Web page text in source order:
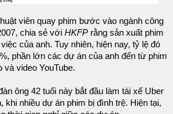
viên quay phim bước vào ngành công
chia sẻ với HKFP rằng sản xuất phim
của anh. Tuy nhiên, hiện nay, tỷ lệ đó
phần lớn các dự án của anh đến từ phim
và video YouTube.
ông 42 tuổi này bắt đầu làm tài xế Uber
khi nhiều dự án phim bị đình trệ. Hiện tại,